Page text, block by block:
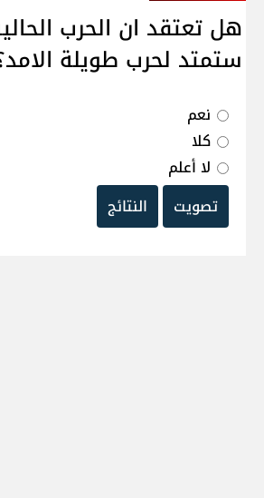
هل تعتقد ان الحرب
ستمتد لحرب طويلة
نعم
كلا
لا أعلم
تصويت
النتائج